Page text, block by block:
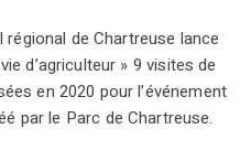
régional de Chartreuse lance
d’agriculteur » 9 visites de
en 2020 pour l’événement
par le Parc de Chartreuse.